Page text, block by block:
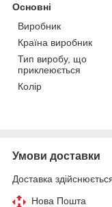
Основні
Виробник
Країна виробник
Тип виробу, що
приклеюється
Колір
Умови доставки
Доставка
Нова Пошта